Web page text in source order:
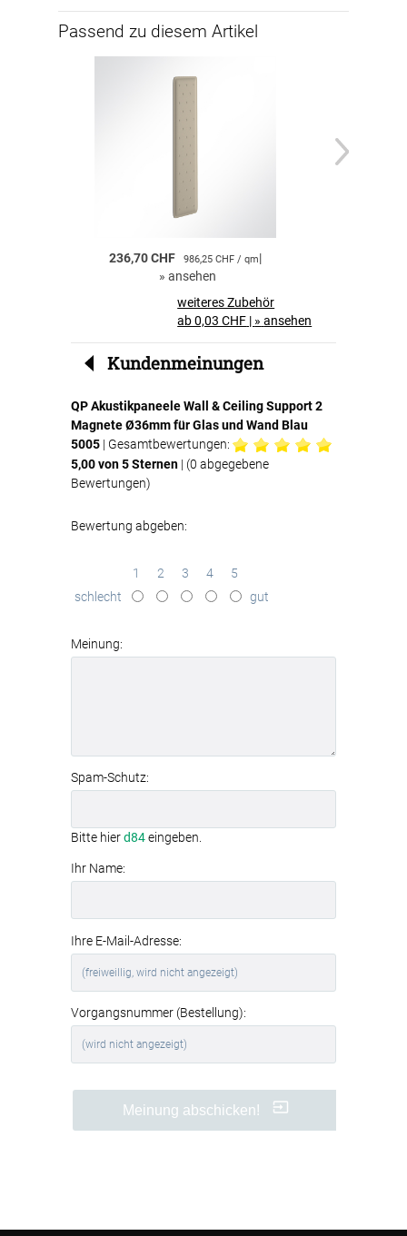
Passend zu diesem Artikel
236,70 CHF 986,25 CHF / qm|
» ansehen
weiteres Zubehör
ab 0,03 CHF | » ansehen
Kundenmeinungen
QP Akustikpaneele Wall & Ceiling Support 2
Magnete Ø36mm für Glas und Wand Blau
5005| Gesamtbewertungen:
5,00von 5 Sternen | (0 abgegebene
Bewertungen)
Bewertung abgeben:
1 2 3 4
5
schlecht
gut
Meinung:
Spam-Schutz:
Bitte hierd84eingeben.
Ihr Name:
Ihre E-Mail-Adresse:
Vorgangsnummer (Bestellung):
Meinung abschicken!